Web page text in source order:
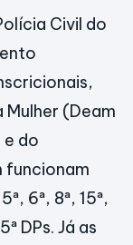
Civil do
(Deam
e do
funcionam
6ª, 8ª, 15ª,
DPs. Já as